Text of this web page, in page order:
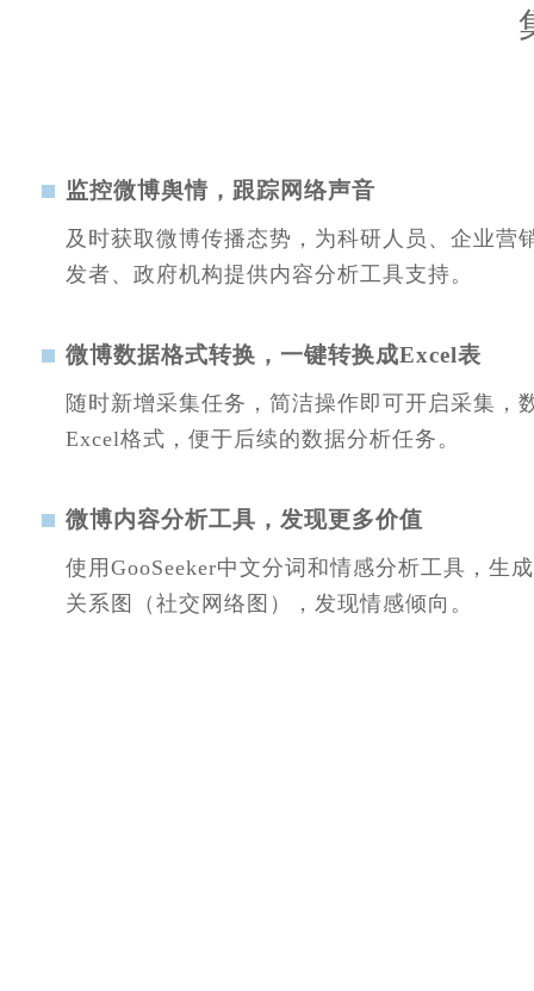
监控微博舆情，跟踪网络声音
及时获取微博传播态势，为科研人员、企业营
发者、政府机构提供内容分析工具支持。
微博数据格式转换，一键转换成Excel表
随时新增采集任务，简洁操作即可开启采集，
Excel格式，便于后续的数据分析任务。
微博内容分析工具，发现更多价值
使用GooSeeker中文分词和情感分析工具，生
关系图（社交网络图），发现情感倾向。